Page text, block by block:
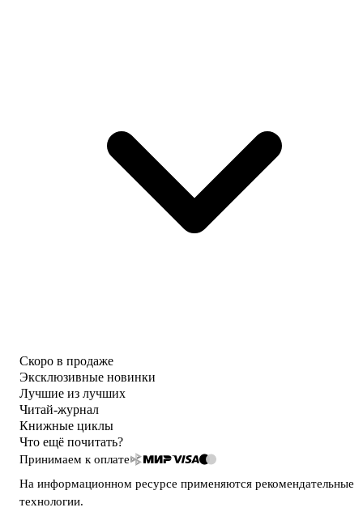
Скоро в продаже
Эксклюзивные новинки
Лучшие из лучших
Читай-журнал
Книжные циклы
Что ещё почитать?
Принимаем к оплате
На информационном ресурсе применяются рекомендательные
технологии.